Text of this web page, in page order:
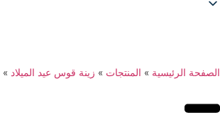
الصفحة الرئيسية » المنتجات » زينة قوس عيد الميلاد »